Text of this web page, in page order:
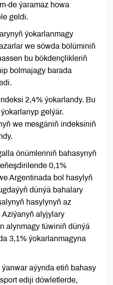
de ýaramaz howa
geldi.
ýokarlanmagy
we söwda bölüminiň
bu bökdençlikleriň
bolmajagy barada
2,4% ýokarlandy. Bu
gelýär.
we mesgäniň indeksiniň
önümleriniň bahasynyň
0,1%
Argentinada bol hasylyň
dünýä bahalary
hasylynyň az
Aziýanyň alyjylary
alynmagy tüwiniň dünýä
3,1% ýokarlanmagyna
aýynda etiň bahasy
ediji döwletlerde,